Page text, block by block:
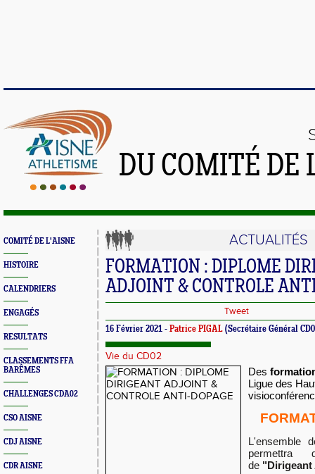
DU COMITÉ
COMITÉ DE L'AISNE
HISTOIRE
CALENDRIERS
ENGAGÉS
RESULTATS
CLASSEMENTS FFA
BARÊMES
CHALLENGES CDA02
CSO AISNE
CDJ AISNE
CDR AISNE
ACTUALITÉS
FORMATION : DIPLOME
ADJOINT & CONTROLE
Tweet
16 Février 2021 - Patrice PIGAL (Secrétaire Général
Vie du CD02
Des
Ligue des
L'ensemble
permettra
de